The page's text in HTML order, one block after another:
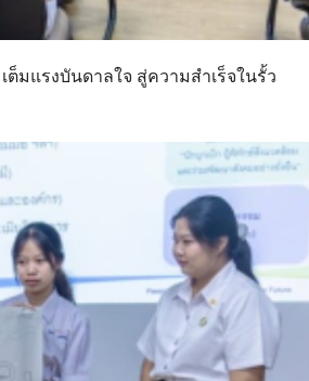
ต็มแรงบันดาลใจ สู่ความสำเร็จในรั้ว